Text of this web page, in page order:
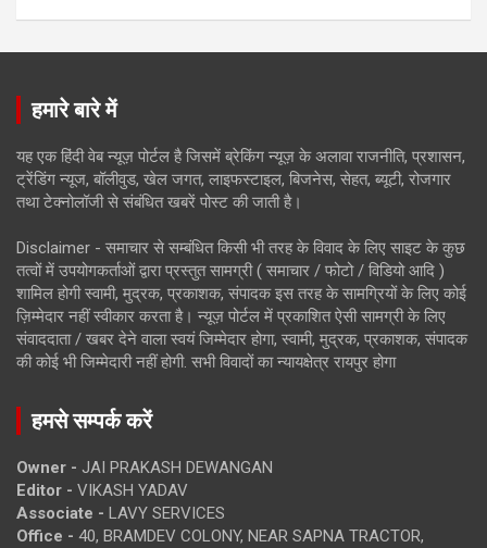
हमारे बारे में
यह एक हिंदी वेब न्यूज़ पोर्टल है जिसमें ब्रेकिंग न्यूज़ के अलावा राजनीति, प्रशासन,
ट्रेंडिंग न्यूज, बॉलीवुड, खेल जगत, लाइफस्टाइल, बिजनेस, सेहत, ब्यूटी, रोजगार
तथा टेक्नोलॉजी से संबंधित खबरें पोस्ट की जाती है।
Disclaimer - समाचार से सम्बंधित किसी भी तरह के विवाद के लिए साइट के कुछ
तत्वों में उपयोगकर्ताओं द्वारा प्रस्तुत सामग्री ( समाचार / फोटो / विडियो आदि )
शामिल होगी स्वामी, मुद्रक, प्रकाशक, संपादक इस तरह के सामग्रियों के लिए कोई
ज़िम्मेदार नहीं स्वीकार करता है। न्यूज़ पोर्टल में प्रकाशित ऐसी सामग्री के लिए
संवाददाता / खबर देने वाला स्वयं जिम्मेदार होगा, स्वामी, मुद्रक, प्रकाशक, संपादक
की कोई भी जिम्मेदारी नहीं होगी. सभी विवादों का न्यायक्षेत्र रायपुर होगा
हमसे सम्पर्क करें
Owner - JAI PRAKASH DEWANGAN
Editor - VIKASH YADAV
Associate - LAVY SERVICES
Office - 40, BRAMDEV COLONY, NEAR SAPNA TRACTOR,